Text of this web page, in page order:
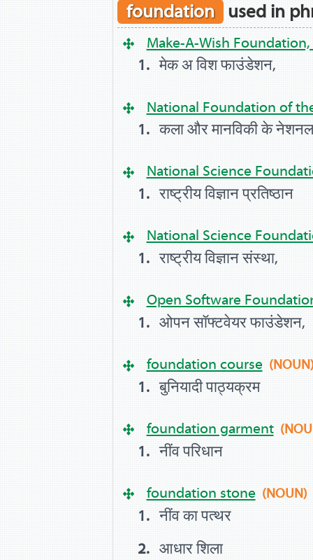
foundation used in
Make-A-Wish
मेक अ विश फाउंडेशन,
National Foundation of
कला और मानविकी के
National Science
राष्ट्रीय विज्ञान प्रतिष्‍ठान
National Science
राष्ट्रीय विज्ञान संस्था,
Open Software
ओपन सॉफ्टवेयर फाउंडेशन,
foundation course
बुनियादी पाठ्‍यक्रम
foundation garment
नींव परिधान
foundation stone (NOUN)
नींव का पत्थर
आधार शिला